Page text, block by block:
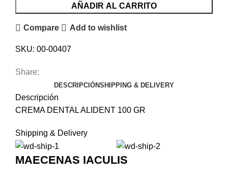
AÑADIR AL CARRITO
Compare Add to wishlist
SKU: 00-00407
Share:
DESCRIPCIÓNSHIPPING & DELIVERY
Descripción
CREMA DENTAL ALIDENT 100 GR
Shipping & Delivery
MAECENAS IACULIS